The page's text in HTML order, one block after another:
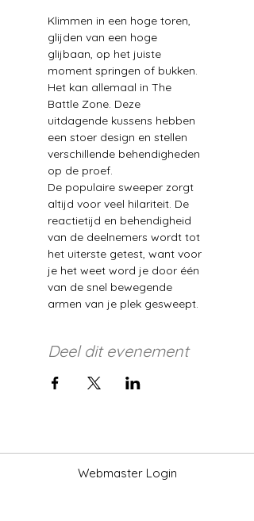
Klimmen in een hoge toren,
glijden van een hoge
glijbaan, op het juiste
moment springen of bukken.
Het kan allemaal in The
Battle Zone. Deze
uitdagende kussens hebben
een stoer design en stellen
verschillende behendigheden
op de proef.
De populaire sweeper zorgt
altijd voor veel hilariteit. De
reactietijd en behendigheid
van de deelnemers wordt tot
het uiterste getest, want voor
je het weet word je door één
van de snel bewegende
armen van je plek gesweept.
Deel dit evenement
Webmaster Login